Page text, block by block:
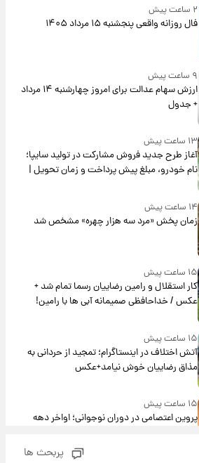
۲ ساعت پیش
فال روزانه واقعی پنجشنبه ۱۵ مرداد ۱۴۰۵
۹ ساعت پیش
ارزش سهام عدالت برای امروز چهارشنبه ۱۴ مرداد
+ جدول
۱۳ ساعت پیش
آغاز طرح جدید فروش مشارکت در تولید سایپا؛
نام خودرو، مبلغ پیش پرداخت و زمان تحویل |
سود مشارکت چند درصد است؟
۱۴ ساعت پیش
زمان پخش «مرد سه هزار چهره» مشخص شد
۱۵ ساعت پیش
کار استقلال و رامین رضاییان رسما تمام شد +
عکس / خداحافظی صمیمانه آبی ها با رامین!
۱۵ ساعت پیش
آتش اختلاف در اینستاگرام؛ تمجید از حردانی به
مذاق رضاییان خوش نیامد+عکس
۱۵ ساعت پیش
پروین اعتصامی در دوران نوجوانی؛ اواخر دهه
پربحث ها